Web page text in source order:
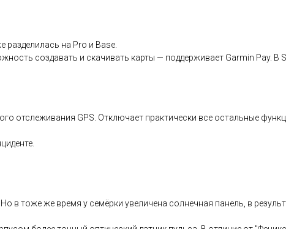
разделилась на Pro и Base.
создавать и скачивать карты — поддерживает Garmin Pay. В
отслеживания GPS. Отключает практически все остальные
в тоже же время у семёрки увеличена солнечная панель, в